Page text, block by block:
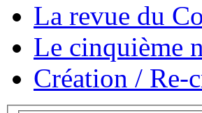
La revue du
Le cinquième
Création / Re-